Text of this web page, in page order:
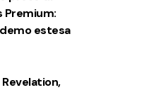
Premium:
estesa
Revelation,